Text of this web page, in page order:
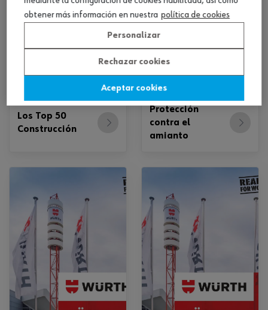
Los Top 50
Construcción
Protección
contra el
amianto
obtener más información en nuestra política de cookies
Personalizar
Rechazar cookies
Aceptar cookies